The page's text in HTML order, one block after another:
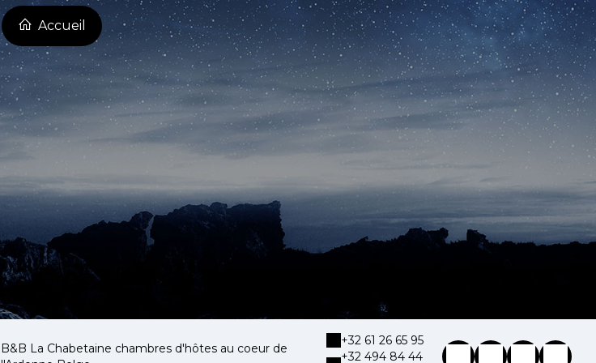
Accueil
B&B La Chabetaine chambres d'hôtes au coeur de
+32 61 26 65 95
+32 494 84 44